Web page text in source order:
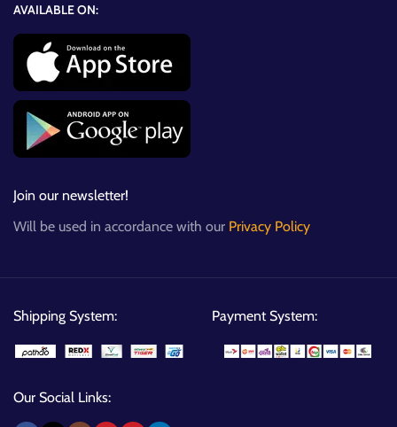
AVAILABLE ON:
Join our newsletter!
Will be used in accordance with our Privacy Policy
Shipping System: Payment System:
Our Social Links: